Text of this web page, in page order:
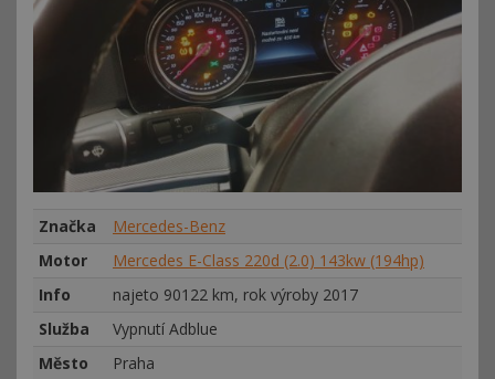
Značka
Mercedes-Benz
Motor
Mercedes E-Class 220d (2.0) 143kw (194hp)
Info
najeto 90122 km, rok výroby 2017
Služba
Vypnutí Adblue
Město
Praha